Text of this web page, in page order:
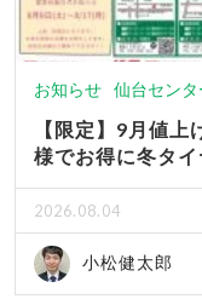
お知らせ 仙台センタ
【限定】9月値
様でお得に冬タ
2026.08.04
小松健太郎